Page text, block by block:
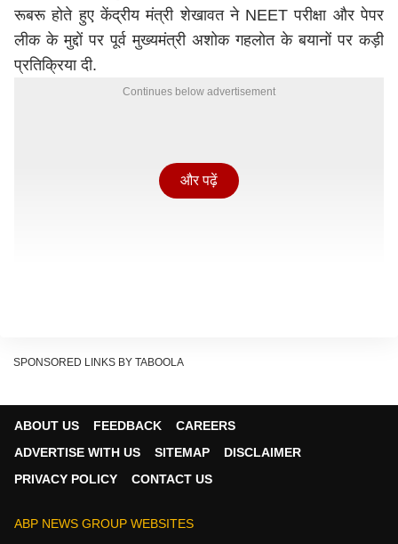
रूबरू होते हुए केंद्रीय मंत्री शेखावत ने NEET परीक्षा और पेपर
लीक के मुद्दों पर पूर्व मुख्यमंत्री अशोक गहलोत के बयानों पर कड़ी
प्रतिक्रिया दी.
Continues below advertisement
के बारे में बोलने का कोई नैतिक अधिकार नहीं है. उनकी सरकार के
और पढ़ें
SPONSORED LINKS BY TABOOLA
ABOUT US FEEDBACK
CAREERS
ADVERTISE WITH US
SITEMAP
DISCLAIMER
PRIVACY POLICY
CONTACT US
ABP NEWS GROUP WEBSITES